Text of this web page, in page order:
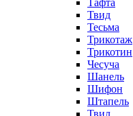
Тафта
Твид
Тесьма
Трикотаж
Трикотин
Чесуча
Шанель
Шифон
Штапель
Твил